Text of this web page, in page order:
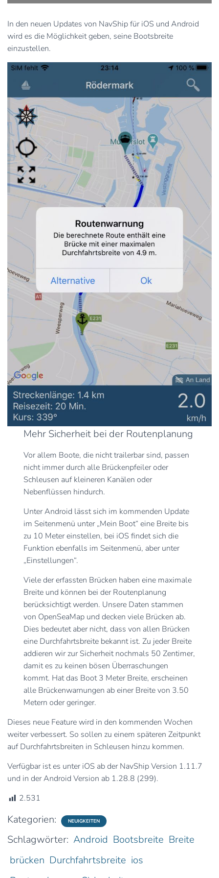
In den neuen Updates von NavShip für iOS und Android
wird es die Möglichkeit geben, seine Bootsbreite
einzustellen.
Mehr Sicherheit bei der Routenplanung
Vor allem Boote, die nicht trailerbar sind, passen
nicht immer durch alle Brückenpfeiler oder
Schleusen auf kleineren Kanälen oder
Nebenflüssen hindurch.
Unter Android lässt sich im kommenden Update
im Seitenmenü unter „Mein Boot“ eine Breite bis
zu 10 Meter einstellen, bei iOS findet sich die
Funktion ebenfalls im Seitenmenü, aber unter
„Einstellungen“.
Viele der erfassten Brücken haben eine maximale
Breite und können bei der Routenplanung
berücksichtigt werden. Unsere Daten stammen
von OpenSeaMap und decken viele Brücken ab.
Dies bedeutet aber nicht, dass von allen Brücken
eine Durchfahrtsbreite bekannt ist. Zu jeder Breite
addieren wir zur Sicherheit nochmals 50 Zentimer,
damit es zu keinen bösen Überraschungen
kommt. Hat das Boot 3 Meter Breite, erscheinen
alle Brückenwarnungen ab einer Breite von 3.50
Metern oder geringer.
Dieses neue Feature wird in den kommenden Wochen
weiter verbessert. So sollen zu einem späteren Zeitpunkt
auf Durchfahrtsbreiten in Schleusen hinzu kommen.
Verfügbar ist es unter iOS ab der NavShip Version 1.11.7
und in der Android Version ab 1.28.8 (299).
2.531
Kategorien: NEUIGKEITEN
Schlagwörter: Android Bootsbreite Breite
brücken Durchfahrtsbreite ios